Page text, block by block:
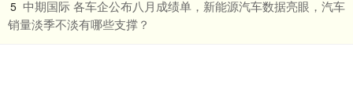
5 ​中期国际 各车企公布八月成绩单，新能源汽车数据亮眼，汽车
销量淡季不淡有哪些支撑？